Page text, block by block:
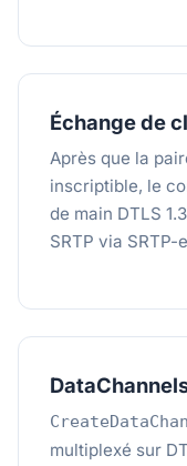
Échange de
Après que la
inscriptible, le
de main DTLS
SRTP via SRTP-
multiplexé sur